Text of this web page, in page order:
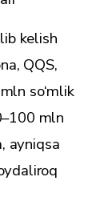
kelish
QQS,
so‘mlik
mln
ayniqsa